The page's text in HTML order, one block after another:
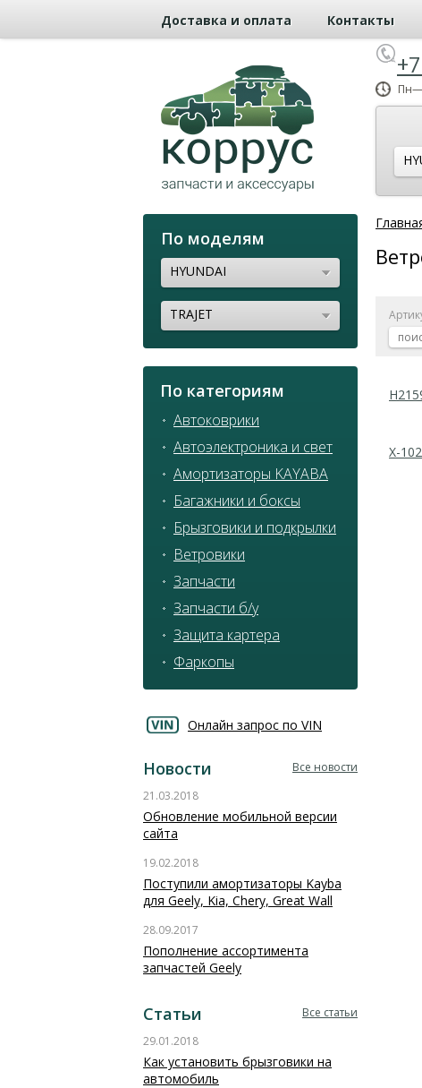
Доставка и оплата Контакты
По моделям
HYUNDAI
TRAJET
По категориям
Автоковрики
Автоэлектроника и свет
Амортизаторы KAYABA
Багажники и боксы
Брызговики и подкрылки
Ветровики
Запчасти
Запчасти б/у
Защита картера
Фаркопы
Онлайн запрос по VIN
Новости
Все новости
21.03.2018
Обновление мобильной версии
сайта
19.02.2018
Поступили амортизаторы Kayba
для Geely, Kia, Chery, Great Wall
28.09.2017
Пополнение ассортимента
запчастей Geely
Статьи
Все статьи
29.01.2018
Как установить брызговики на
автомобиль
Х-